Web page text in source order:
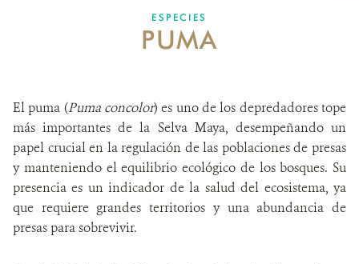
SOBRE NOSOTROS
ESPECIES
PUMA
El puma (Puma concolor) es uno de los depredadores tope
más importantes de la Selva Maya, desempeñando un
papel crucial en la regulación de las poblaciones de presas
y manteniendo el equilibrio ecológico de los bosques. Su
presencia es un indicador de la salud del ecosistema, ya
que requiere grandes territorios y una abundancia de
presas para sobrevivir.